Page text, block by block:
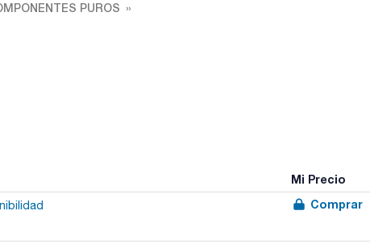
PUROS
Mi Precio
Comprar